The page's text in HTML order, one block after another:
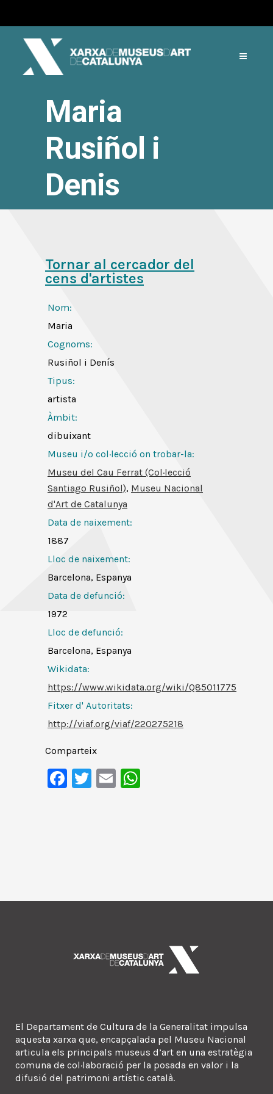
Maria
Rusiñol i
Denis
Tornar al cercador del
cens d'artistes
Nom:
Maria
Cognoms:
Rusiñol i Denís
Tipus:
artista
Àmbit:
dibuixant
Museu i/o col·lecció on trobar-la:
Museu del Cau Ferrat (Col·lecció
Santiago Rusiñol), Museu Nacional
d'Art de Catalunya
Data de naixement:
1887
Lloc de naixement:
Barcelona, Espanya
Data de defunció:
1972
Lloc de defunció:
Barcelona, Espanya
Wikidata:
https://www.wikidata.org/wiki/Q85011775
Fitxer d' Autoritats:
http://viaf.org/viaf/220275218
Comparteix
Facebook
Twitter
Email
El Departament de Cultura de la Generalitat impulsa
aquesta xarxa que, encapçalada pel Museu Nacional
articula els principals museus d’art en una estratègia
comuna de col·laboració per la posada en valor i la
difusió del patrimoni artístic català.